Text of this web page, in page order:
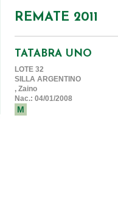
REMATE 2011
TATABRA UNO
LOTE 32
SILLA ARGENTINO
, Zaino
Nac.: 04/01/2008
M